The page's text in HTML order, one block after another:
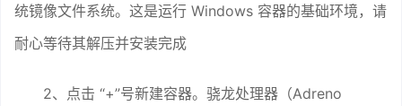
统镜像文件系统。这是运行 Windows 容器的基础环境，请
耐心等待其解压并安装完成
2、点击 “+”号新建容器。骁龙处理器（Adreno